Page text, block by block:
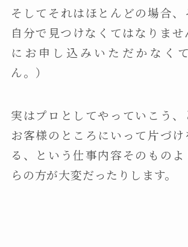
そしてそれはほとんどの場合
自分で見つけなくてはなりま
にお申し込みいただかなく
ん。）
実はプロとしてやっていこう、
お客様のところにいって片づ
る、という仕事内容そのものよ
らの方が大変だったりします。